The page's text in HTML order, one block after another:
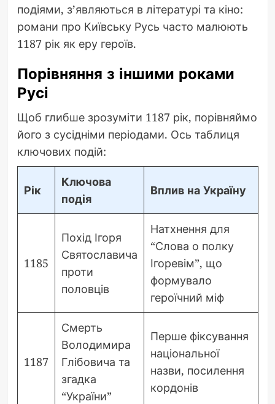
подіями, з’являються в літературі та кіно:
романи про Київську Русь часто малюють
1187 рік як еру героїв.
Порівняння з іншими роками
Русі
Щоб глибше зрозуміти 1187 рік, порівняймо
його з сусідніми періодами. Ось таблиця
ключових подій:
Рік
Ключова
подія
Вплив на Україну
1185
Похід Ігоря
Святославича
проти
половців
Натхнення для
“Слова о полку
Ігоревім”, що
формувало
героїчний міф
1187
Смерть
Володимира
Глібовича та
згадка
“України”
Перше фіксування
національної
назви, посилення
кордонів